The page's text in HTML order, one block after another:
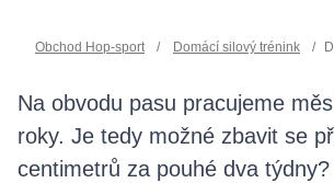
Obchod Hop-sport / Domácí silový trénink /
Na obvodu pasu pracujeme
roky. Je tedy možné zbavit se
centimetrů za pouhé dva